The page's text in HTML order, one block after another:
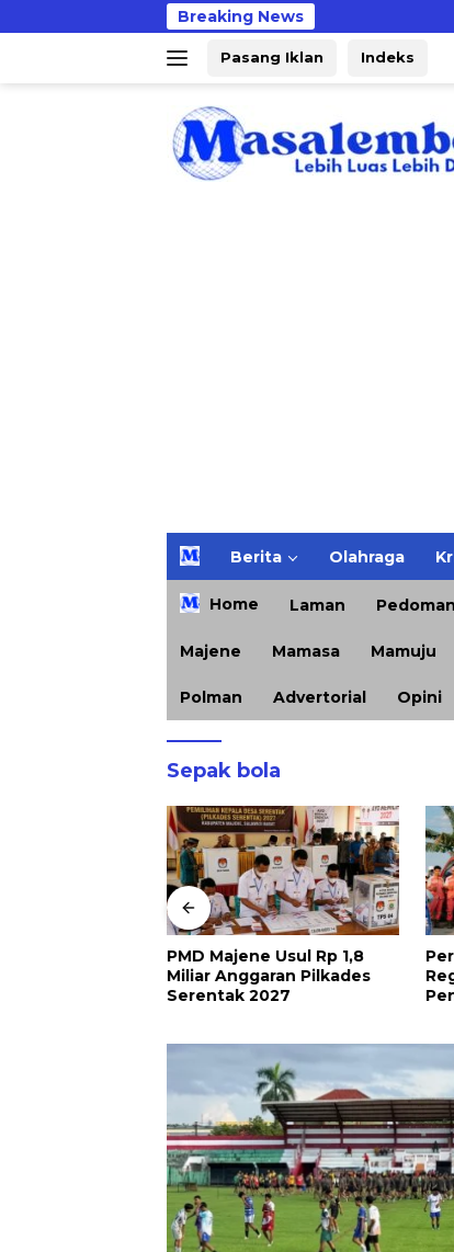
ke
Breaking News
Pasang Iklan Indeks
H
m
e
Berita Olahraga
Home Laman
Majene Mamasa Mamuju
Polman Advertorial Opini
Sepak bola
Pertamina Patra Niaga
Regional Sulawesi Dorong
Penggunaan Bright Gas
96